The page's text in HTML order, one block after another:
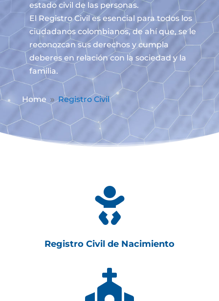
estado civil de las personas.
El Registro Civil es esencial para todos los
ciudadanos colombianos, de ahí que, se le
reconozcan sus derechos y cumpla
deberes en relación con la sociedad y la
familia.
Home 9 Registro Civil

Registro Civil de Nacimiento
